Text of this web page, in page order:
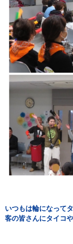
いつもは輪になって
客の皆さんにタイコ